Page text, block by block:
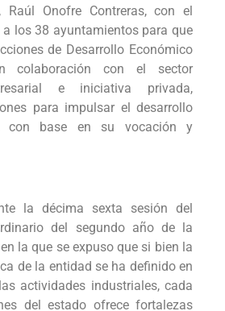
Raúl Onofre Contreras, con el
los 38 ayuntamientos para que
de Desarrollo Económico
colaboración con el sector
e iniciativa privada,
para impulsar el desarrollo
con base en su vocación y
la décima sexta sesión del
del segundo año de la
la que se expuso que si bien la
de la entidad se ha definido en
actividades industriales, cada
del estado ofrece fortalezas